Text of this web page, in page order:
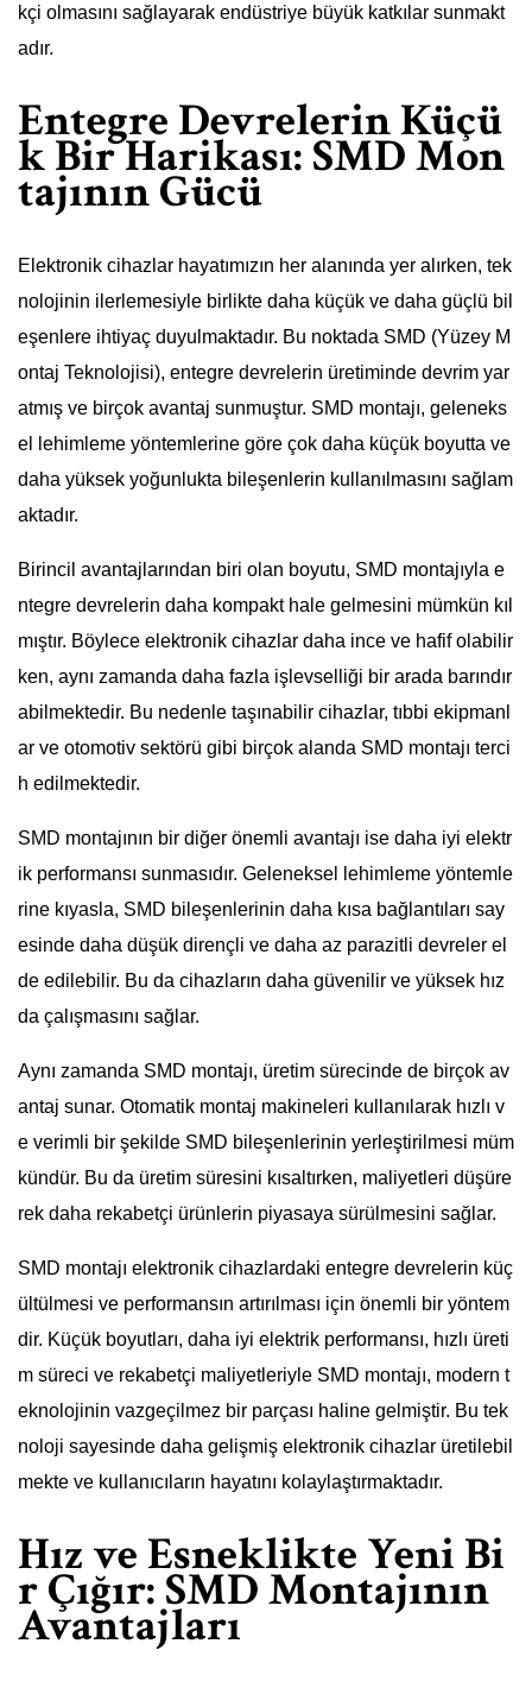
kçi olmasını sağlayarak endüstriye büyük katkılar sunmakt
adır.
Entegre Devrelerin Küçü
k Bir Harikası: SMD Mon
tajının Gücü
Elektronik cihazlar hayatımızın her alanında yer alırken, tek
nolojinin ilerlemesiyle birlikte daha küçük ve daha güçlü bil
eşenlere ihtiyaç duyulmaktadır. Bu noktada SMD (Yüzey M
ontaj Teknolojisi), entegre devrelerin üretiminde devrim yar
atmış ve birçok avantaj sunmuştur. SMD montajı, geleneks
el lehimleme yöntemlerine göre çok daha küçük boyutta ve
daha yüksek yoğunlukta bileşenlerin kullanılmasını sağlam
aktadır.
Birincil avantajlarından biri olan boyutu, SMD montajıyla e
ntegre devrelerin daha kompakt hale gelmesini mümkün kıl
mıştır. Böylece elektronik cihazlar daha ince ve hafif olabilir
ken, aynı zamanda daha fazla işlevselliği bir arada barındır
abilmektedir. Bu nedenle taşınabilir cihazlar, tıbbi ekipmanl
ar ve otomotiv sektörü gibi birçok alanda SMD montajı terci
h edilmektedir.
SMD montajının bir diğer önemli avantajı ise daha iyi elektr
ik performansı sunmasıdır. Geleneksel lehimleme yöntemle
rine kıyasla, SMD bileşenlerinin daha kısa bağlantıları say
esinde daha düşük dirençli ve daha az parazitli devreler el
de edilebilir. Bu da cihazların daha güvenilir ve yüksek hız
da çalışmasını sağlar.
Aynı zamanda SMD montajı, üretim sürecinde de birçok av
antaj sunar. Otomatik montaj makineleri kullanılarak hızlı v
e verimli bir şekilde SMD bileşenlerinin yerleştirilmesi müm
kündür. Bu da üretim süresini kısaltırken, maliyetleri düşüre
rek daha rekabetçi ürünlerin piyasaya sürülmesini sağlar.
SMD montajı elektronik cihazlardaki entegre devrelerin küç
ültülmesi ve performansın artırılması için önemli bir yöntem
dir. Küçük boyutları, daha iyi elektrik performansı, hızlı üreti
m süreci ve rekabetçi maliyetleriyle SMD montajı, modern t
eknolojinin vazgeçilmez bir parçası haline gelmiştir. Bu tek
noloji sayesinde daha gelişmiş elektronik cihazlar üretilebil
mekte ve kullanıcıların hayatını kolaylaştırmaktadır.
Hız ve Esneklikte Yeni Bi
r Çığır: SMD Montajının
Avantajları